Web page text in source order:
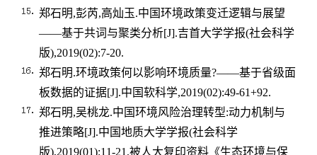
郑石明,彭芮,高灿玉.中国环境政策变迁逻辑与展望
——基于共词与聚类分析[J].吉首大学学报(社会科学
版),2019(02):7-20.
郑石明.环境政策何以影响环境质量?——基于省级面
板数据的证据[J].中国软科学,2019(02):49-61+92.
郑石明,吴桃龙.中国环境风险治理转型:动力机制与
推进策略[J].中国地质大学学报(社会科学
版),2019(01):11-21.被人大复印资料《生态环境与保